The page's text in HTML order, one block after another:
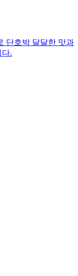
단호박 달달한 맛과
.